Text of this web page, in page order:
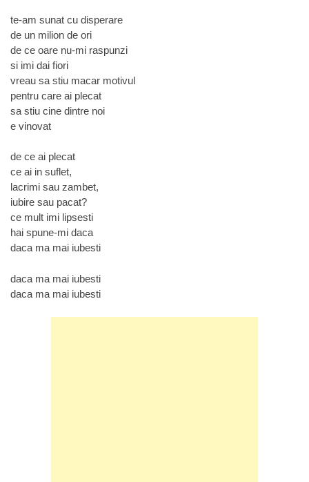
te-am sunat cu disperare
de un milion de ori
de ce oare nu-mi raspunzi
si imi dai fiori
vreau sa stiu macar motivul
pentru care ai plecat
sa stiu cine dintre noi
e vinovat
de ce ai plecat
ce ai in suflet,
lacrimi sau zambet,
iubire sau pacat?
ce mult imi lipsesti
hai spune-mi daca
daca ma mai iubesti
daca ma mai iubesti
daca ma mai iubesti